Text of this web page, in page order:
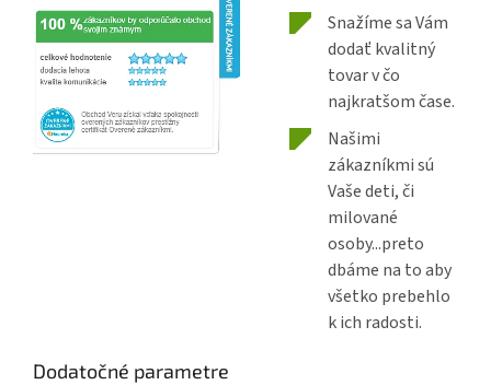
Snažíme sa Vám
dodať kvalitný
tovar v čo
najkratšom čase.
Našimi
zákazníkmi sú
Vaše deti, či
milované
osoby...preto
dbáme na to aby
všetko prebehlo
k ich radosti.
Dodatočné parametre